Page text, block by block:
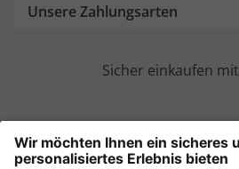
Unsere Zahlungsarten
Sicher einkaufen mit
Weitere Onlineshops